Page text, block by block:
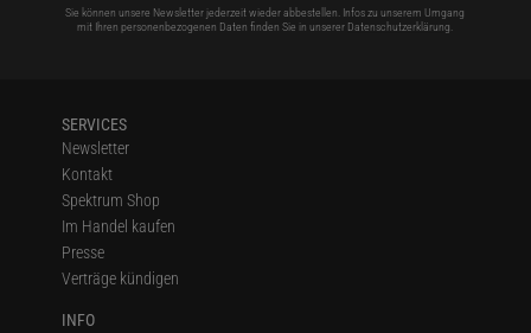
Sie können unsere Newsletter jederzeit wieder abbestellen. Infos zu unserem Umgang
mit Ihren personenbezogenen Daten finden Sie in unserer Datenschutzerklärung.
SERVICES
Newsletter
Kontakt
Spektrum Shop
Im Handel kaufen
Presse
Verträge kündigen
INFO